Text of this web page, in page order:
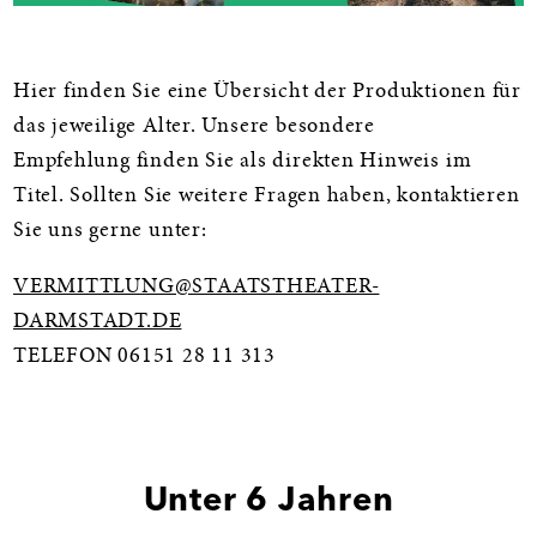
Hier finden Sie eine Übersicht der Produktionen für
das jeweilige Alter. Unsere besondere
Empfehlung finden Sie als direkten Hinweis im
Titel. Sollten Sie weitere Fragen haben, kontaktieren
Sie uns gerne unter:
VERMITTLUNG@STAATSTHEATER-
DARMSTADT.DE
TELEFON 06151 28 11 313
Unter 6 Jahren